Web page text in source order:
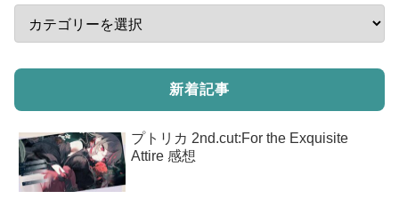
新着記事
プトリカ 2nd.cut:For the Exquisite
Attire 感想